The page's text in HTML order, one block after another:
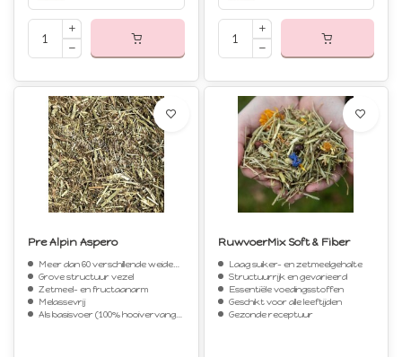
Pre Alpin Aspero
Meer dan 60 verschillende weidekruiden en -grassen
Grove structuur vezel
Zetmeel- en fructaanarm
Melassevrij
Als basisvoer (100% hooivervanger)
RuwvoerMix Soft & Fiber
Laag suiker- en zetmeelgehalte
Structuurrijk en gevarieerd
Essentiële voedingsstoffen
Geschikt voor alle leeftijden
Gezonde receptuur